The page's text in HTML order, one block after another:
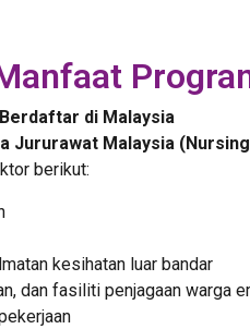
di Malaysia
Jururawat Malaysia
berikut:
kesihatan luar bandar
dan fasiliti penjagaan warga